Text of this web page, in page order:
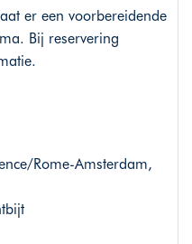
er een voorbereidende
Bij reservering
Rome-Amsterdam,